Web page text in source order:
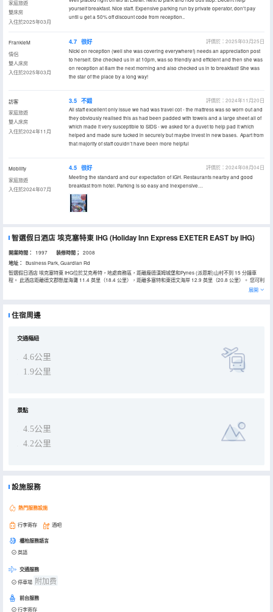
家庭旅遊
雙床房
入住於2025年03月
yourself breakfast. Nice staff. Expensive parking run by private operator, don't pay
until u get a 50% off discount code from reception..
FrankieM
情侶
雙人床房
入住於2025年03月
4.7 很好
評價於：2025年03月25日
Nicki on reception (well she was covering everywhere!) needs an appreciation post
to herself. She checked us in at 10pm, was so friendly and efficient and then she was
on reception at 8am the next morning and also checked us in to breakfast! She was
the star of the place by a long way!
訪客
家庭旅遊
雙人床房
入住於2024年11月
3.5 不錯
評價於：2024年11月20日
All staff excellent only issue we had was travel cot - the mattress was so worn out and
they obviously realised this as had been padded with towels and a large sheet all of
which made it very susceptible to SIDS - we asked for a duvet to help pad it which
helped and made sure tucked in securely but maybe invest in new bases. Apart from
that majority of staff couldn’t have been more helpful
Mobility
家庭旅遊
入住於2024年07月
4.5 很好
評價於：2024年08月04日
Meeting the standard and our expectation of IGH. Restaurants nearby and good
breakfast from hotel. Parking is so easy and inexpensive…
智選假日酒店 埃克塞特東 IHG(Holiday Inn Express EXETER EAST by IHG)
開業時間： 1997 装修時間； 2008
地址：
Business Park, Guardian Rd
智選假日酒店 埃克塞特東 IHG位於艾克希特，地處商務區，距離龐德漢姆城堡和Pynes (派恩斯)山村不到 15 分鐘車
程。 此酒店距離德文郡懸崖海灘 11.4 英里（18.4 公里），距離多塞特和東德文海岸 12.9 英里（20.8 公里）。 您可利
用免費 WiFi、自動售貨機和自行車停放區等便利服務和設施。 您可以到服務智選假日酒店 埃克塞特東 IHG住客的餐廳
適。提供免費無線網絡，方便您與朋友保持聯繫；數碼頻道可滿足您的娛樂需求。配備淋浴設施的私人浴室提供免費洗
展開
住宿周邊
交通樞紐
4.6公里
1.9公里
景點
4.5公里
4.2公里
設施服務
熱門服務設施
行李寄存 酒吧
櫃枱服務語言
英語
交通服務
停車場 附加费
前台服務
行李寄存